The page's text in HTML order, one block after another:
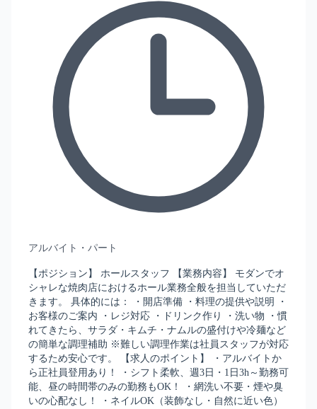
アルバイト・パート
【ポジション】 ホールスタッフ 【業務内容】 モダンでオ
シャレな焼肉店におけるホール業務全般を担当していただ
きます。 具体的には： ・開店準備 ・料理の提供や説明 ・
お客様のご案内 ・レジ対応 ・ドリンク作り ・洗い物 ・慣
れてきたら、サラダ・キムチ・ナムルの盛付けや冷麺など
の簡単な調理補助 ※難しい調理作業は社員スタッフが対応
するため安心です。 【求人のポイント】 ・アルバイトか
ら正社員登用あり！ ・シフト柔軟、週3日・1日3h～勤務可
能、昼の時間帯のみの勤務もOK！ ・網洗い不要・煙や臭
いの心配なし！ ・ネイルOK（装飾なし・自然に近い色）